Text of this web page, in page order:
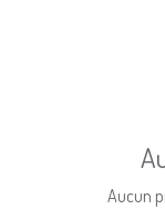
Aucun